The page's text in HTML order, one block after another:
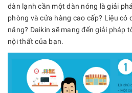
dàn lạnh cần một dàn nóng là giải
phòng và cửa hàng cao cấp? Liệu có
năng? Daikin sẽ mang đến giải pháp
nội thất của bạn.